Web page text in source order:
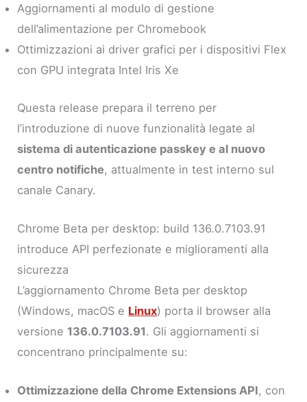
Aggiornamenti al modulo di gestione
dell’alimentazione per Chromebook
Ottimizzazioni ai driver grafici per i dispositivi Flex
con GPU integrata Intel Iris Xe
Questa release prepara il terreno per
l’introduzione di nuove funzionalità legate al
sistema di autenticazione passkey e al nuovo
centro notifiche, attualmente in test interno sul
canale Canary.
Chrome Beta per desktop: build 136.0.7103.91
introduce API perfezionate e miglioramenti alla
sicurezza
L’aggiornamento Chrome Beta per desktop
(Windows, macOS e Linux) porta il browser alla
versione 136.0.7103.91. Gli aggiornamenti si
concentrano principalmente su:
Ottimizzazione della Chrome Extensions API, con